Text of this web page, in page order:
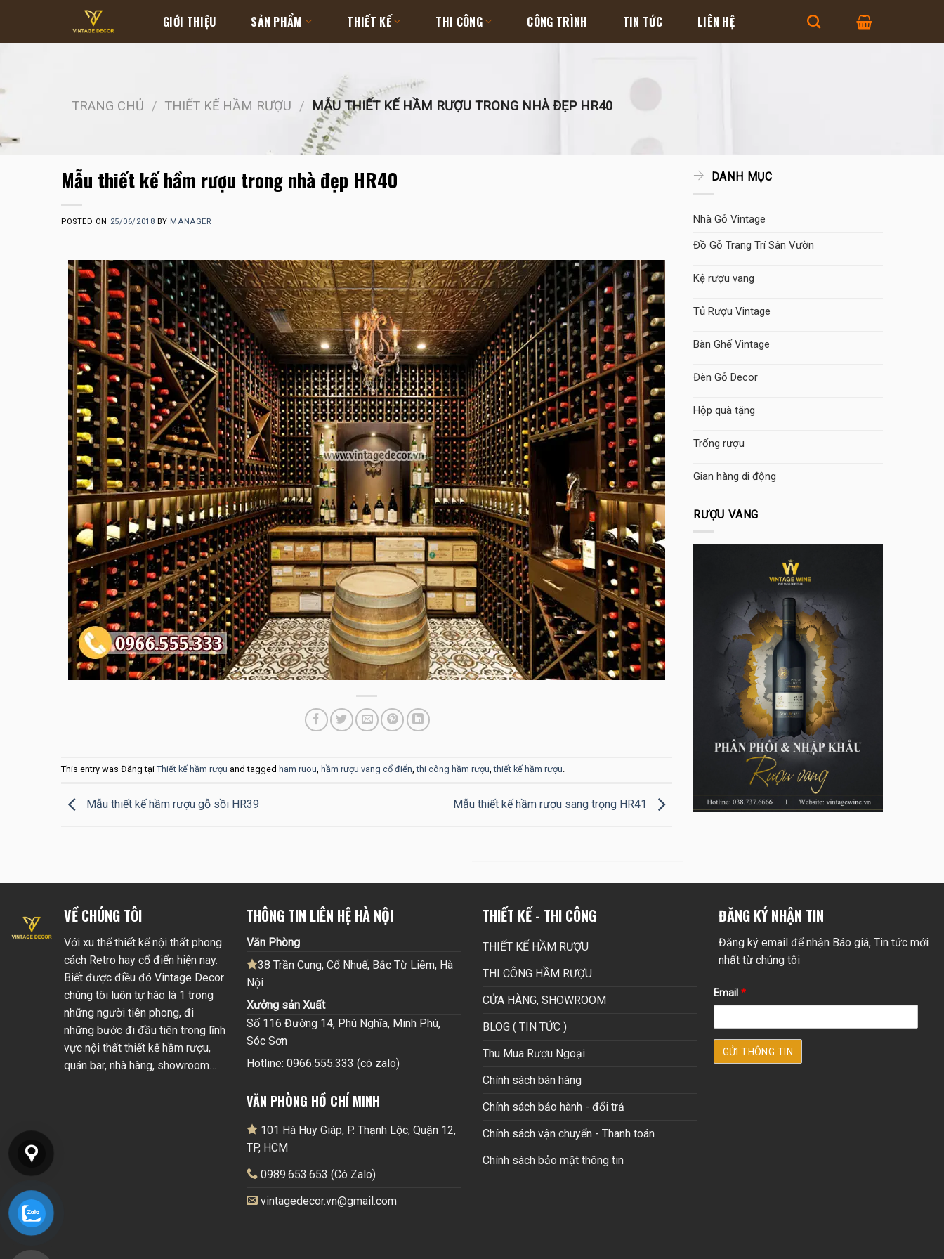
content
GIỚI THIỆU SẢN PHẨM THIẾT KẾ THI CÔNG CÔNG TRÌNH TIN TỨC LIÊN HỆ
TRANG CHỦ / THIẾT KẾ HẦM RƯỢU / MẪU THIẾT KẾ HẦM RƯỢU TRONG NHÀ ĐẸP HR40
Mẫu thiết kế hầm rượu trong nhà đẹp HR40
POSTED ON 25/06/2018 BY MANAGER
This entry was Đăng tại Thiết kế hầm rượu and tagged ham ruou, hầm rượu vang cổ điển,thi công hầm rượu,thiết kế hầm rượu.
Mẫu thiết kế hầm rượu gỗ sồi HR39 Mẫu thiết kế hầm rượu sang trọng HR41
DANH MỤC
Nhà Gỗ Vintage
Đồ Gỗ Trang Trí Sân Vườn
Kệ rượu vang
Tủ Rượu Vintage
Bàn Ghế Vintage
Đèn Gỗ Decor
Hộp quà tặng
Trống rượu
Gian hàng di động
RƯỢU VANG
VỀ CHÚNG TÔI
Với xu thế thiết kế nội thất phong
cách Retro hay cổ điển hiện nay.
Biết được điều đó Vintage Decor
chúng tôi luôn tự hào là 1 trong
những người tiên phong, đi
những bước đi đầu tiên trong lĩnh
vực nội thất thiết kế hầm rượu,
quán bar, nhà hàng, showroom…
THÔNG TIN LIÊN HỆ HÀ NỘI
Văn Phòng
38 Trần Cung, Cổ Nhuế, Bắc Từ Liêm, Hà
Nội
Xưởng sản Xuất
Số 116 Đường 14, Phú Nghĩa, Minh Phú,
Sóc Sơn
Hotline: 0966.555.333 (có zalo)
VĂN PHÒNG HỒ CHÍ MINH
101 Hà Huy Giáp, P. Thạnh Lộc, Quận 12,
TP, HCM
0989.653.653 (Có Zalo)
vintagedecor.vn@gmail.com
THIẾT KẾ - THI CÔNG
THIẾT KẾ HẦM RƯỢU
THI CÔNG HẦM RƯỢU
CỬA HÀNG, SHOWROOM
BLOG ( TIN TỨC )
Thu Mua Rượu Ngoại
Chính sách bán hàng
Chính sách bảo hành - đổi trả
Chính sách vận chuyển - Thanh toán
Chính sách bảo mật thông tin
ĐĂNG KÝ NHẬN TIN
Đăng ký email để nhận Báo giá, Tin tức mới
nhất từ chúng tôi
Email *